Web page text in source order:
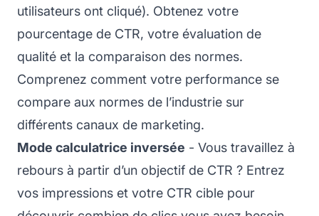
utilisateurs ont cliqué). Obtenez votre
pourcentage de CTR, votre évaluation de
qualité et la comparaison des normes.
Comprenez comment votre performance se
compare aux normes de l’industrie sur
différents canaux de marketing.
Mode calculatrice inversée - Vous travaillez à
rebours à partir d’un objectif de CTR ? Entrez
vos impressions et votre CTR cible pour